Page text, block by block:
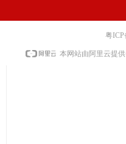
粤ICP
本网站由阿里云提供